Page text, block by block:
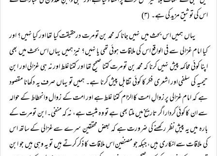
اس کی توثیق مزید کی ہے۔ (۳)
یہاں ہمیں اس بحث میں نہیں جانا کہ محمد بن تومرت درحقیقت کیا تھا اور کیا نہیں؟ اور
کیا امام غزالی سے فی الواقع اس کی ملاقات ہوئی تھی یا نہیں؟ نیز ہمیں یہاں اس بحث میں بھی
اپنا کوئی محاکمہ پیش نہیں کرنا کہ محمد بن تومرت کتنا صحیح تھا اور کتنا غلط اور نہ ہی غزالی اور ابنِ
تیمیہ کی سلفی اور اشعری فکر کا کوئی تقابل پیش کرنا ہے۔ ہمیں تو یہاں صرف یہ دکھانا مقصود
ہے کہ امام غزالی پر زوالِ امت کا الزام کتنا غلط ہے اور امت کے زوال وانحطاط کے حوالہ
سے ان کا کوئی کردار اگر تاریخ میں ملتا بھی ہے تو وہ مثبت ہے، نہ کہ منفی۔ ابن تومرت کے
بارہ میں یہ پیشِ نظر رکھنے کی ضرورت ہے کہ بعض محققین سرے سے غزالی کے ساتھ اس
کی ملاقات سے انکاری ہیں، جبکہ جو مصنفین اس ملاقات کا ذکر کرتے ہیں تو یہ وہی ہیں جو ابنِ